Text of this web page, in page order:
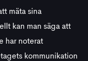
mäta sina
kan man säga att
har noterat
kommunikation